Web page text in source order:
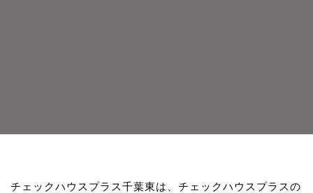
チェックハウスプラス千葉東は、チェックハウスプラスの